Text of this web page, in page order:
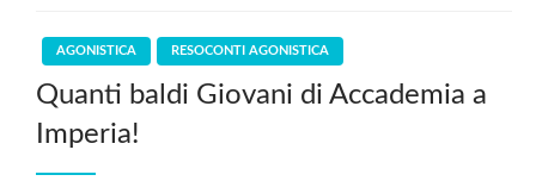
AGONISTICA RESOCONTI AGONISTICA
Quanti baldi Giovani di Accademia a
Imperia!